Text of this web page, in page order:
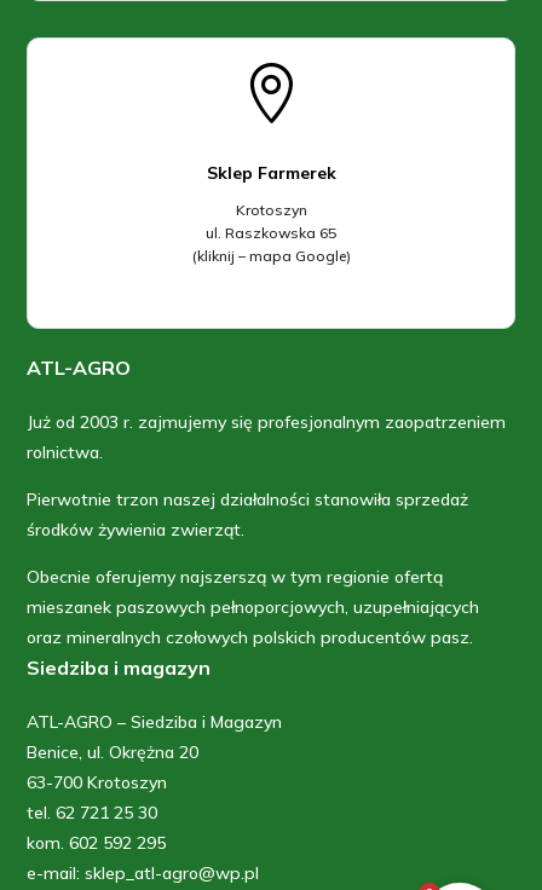

Sklep Farmerek
Krotoszyn
ul. Raszkowska 65
(kliknij – mapa Google)
ATL-AGRO
Już od 2003 r. zajmujemy się profesjonalnym zaopatrzeniem
rolnictwa.
Pierwotnie trzon naszej działalności stanowiła sprzedaż
środków żywienia zwierząt.
Obecnie oferujemy najszerszą w tym regionie ofertą
mieszanek paszowych pełnoporcjowych, uzupełniających
oraz mineralnych czołowych polskich producentów pasz.
Siedziba i magazyn
ATL-AGRO – Siedziba i Magazyn
Benice, ul. Okrężna 20
63-700 Krotoszyn
tel. 62 721 25 30
kom. 602 592 295
e-mail: sklep_atl-agro@wp.pl